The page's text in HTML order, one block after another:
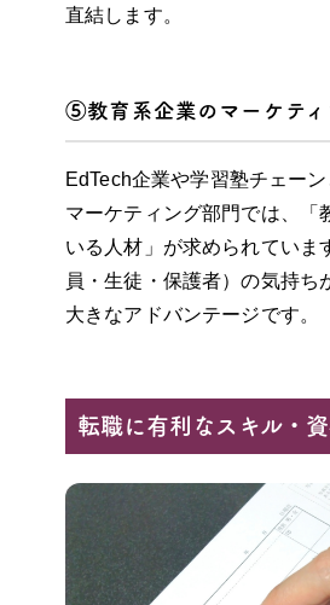
直結します。
⑤教育系企業のマーケティ
EdTech企業や学習塾チェー
マーケティング部門では、「
いる人材」が求められていま
員・生徒・保護者）の気持ち
大きなアドバンテージです。
転職に有利なスキル・